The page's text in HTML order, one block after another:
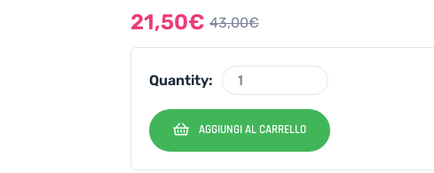
43,00€
21,50€
Quantity:
AGGIUNGI AL CARRELLO